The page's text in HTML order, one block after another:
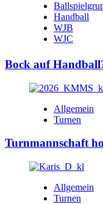
Handball
WJB
WJC
Bock auf Handball?
Allgemein
Turnen
Turnmannschaft
Allgemein
Turnen